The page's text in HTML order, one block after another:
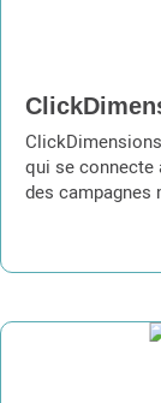
qui se connecte
des campagnes